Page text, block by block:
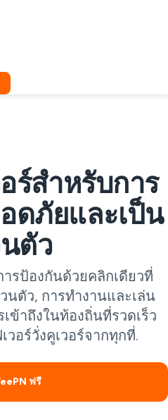
ร์สำหรับการ
ดภัยและเป็น
ตัว
ารป้องกันด้วยคลิกเดียวที่
นตัว, การทำงานและเล่น
ข้าถึงในท้องถิ่นที่รวดเร็ว
วอร์วั่งคูเวอร์จากทุกที่.
ฟรี